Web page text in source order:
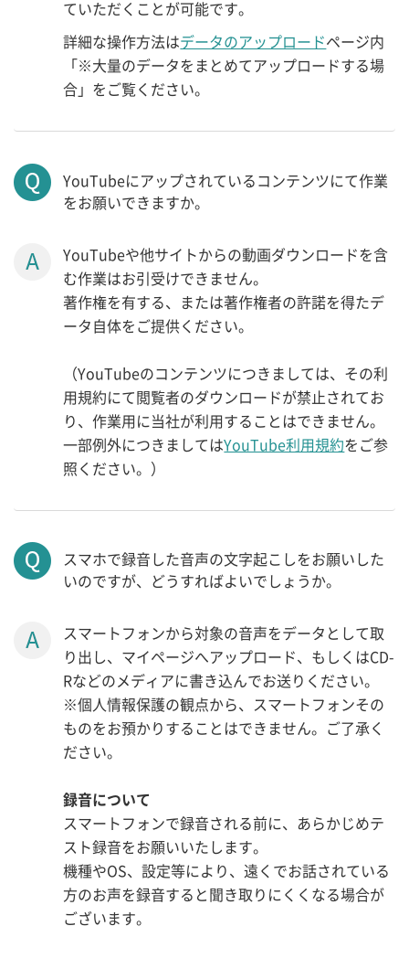
ていただくことが可能です。
詳細な操作方法はデータのアップロードページ内
「※大量のデータをまとめてアップロードする場
合」をご覧ください。
YouTubeにアップされているコンテンツにて作業
をお願いできますか。
YouTubeや他サイトからの動画ダウンロードを含
む作業はお引受けできません。
著作権を有する、または著作権者の許諾を得たデ
ータ自体をご提供ください。
（YouTubeのコンテンツにつきましては、その利
用規約にて閲覧者のダウンロードが禁止されてお
り、作業用に当社が利用することはできません。
一部例外につきましてはYouTube利用規約をご参
照ください。）
スマホで録音した音声の文字起こしをお願いした
いのですが、どうすればよいでしょうか。
スマートフォンから対象の音声をデータとして取
り出し、マイページへアップロード、もしくはCD-
Rなどのメディアに書き込んでお送りください。
※個人情報保護の観点から、スマートフォンその
ものをお預かりすることはできません。ご了承く
ださい。
録音について
スマートフォンで録音される前に、あらかじめテ
スト録音をお願いいたします。
機種やOS、設定等により、遠くでお話されている
方のお声を録音すると聞き取りにくくなる場合が
ございます。